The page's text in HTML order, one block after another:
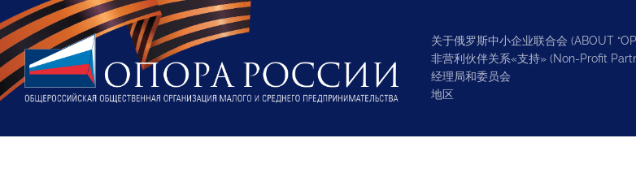
关于俄罗斯中小企业联合会 (ABOUT
非营利伙伴关系«支持» (Non-Profit
经理局和委员会
地区